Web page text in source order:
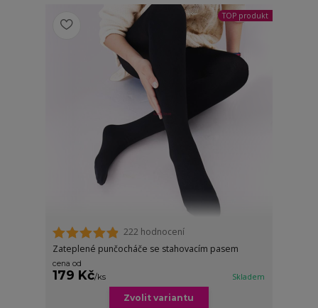
TOP produkt
222 hodnocení
Zateplené punčocháče se stahovacím pasem
cena od
179 Kč/ks Skladem
Zvolit variantu